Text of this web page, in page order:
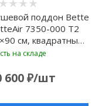
поддон Bette
7350-000 T2
см, квадратный,
на складе
600₽/шт